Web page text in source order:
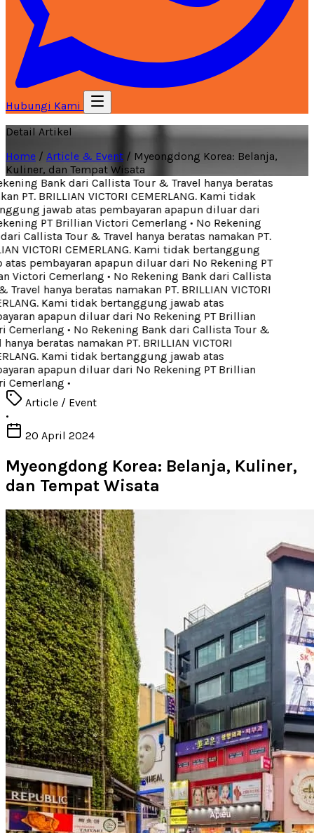
Hubungi Kami
Detail Artikel
Home / Article & Event / Myeongdong Korea: Belanja,
Kuliner, dan Tempat Wisata
Bank dari Callista Tour & Travel hanya beratas
PT. BRILLIAN VICTORI CEMERLANG. Kami tidak
jawab atas pembayaran apapun diluar dari
PT Brillian Victori Cemerlang• No Rekening
Callista Tour & Travel hanya beratas namakan PT.
VICTORI CEMERLANG. Kami tidak bertanggung
pembayaran apapun diluar dari No Rekening PT
Victori Cemerlang• No Rekening Bank dari Callista
Travel hanya beratas namakan PT. BRILLIAN VICTORI
Kami tidak bertanggung jawab atas
apapun diluar dari No Rekening PT Brillian
Cemerlang• No Rekening Bank dari Callista Tour &
beratas namakan PT. BRILLIAN VICTORI
Kami tidak bertanggung jawab atas
apapun diluar dari No Rekening PT Brillian
Cemerlang•
Article / Event
•
20 April 2024
Myeongdong Korea: Belanja, Kuliner,
dan Tempat Wisata